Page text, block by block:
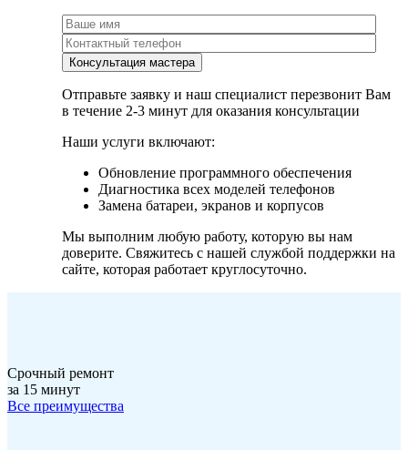
Отправьте заявку и наш специалист перезвонит Вам
в течение 2-3 минут для оказания консультации
Наши услуги включают:
Обновление программного обеспечения
Диагностика всех моделей телефонов
Замена батареи, экранов и корпусов
Мы выполним любую работу, которую вы нам
доверите. Свяжитесь с нашей службой поддержки на
сайте, которая работает круглосуточно.
Срочный ремонт
за 15 минут
Все преимущества